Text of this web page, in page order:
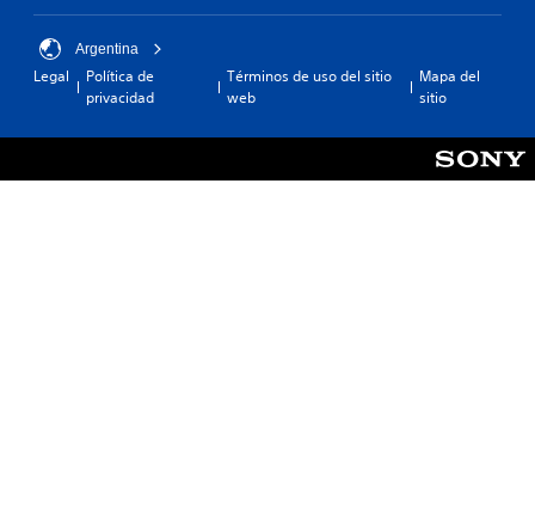
Argentina
Legal
Política de
privacidad
Términos de uso del sitio
web
Mapa del
sitio